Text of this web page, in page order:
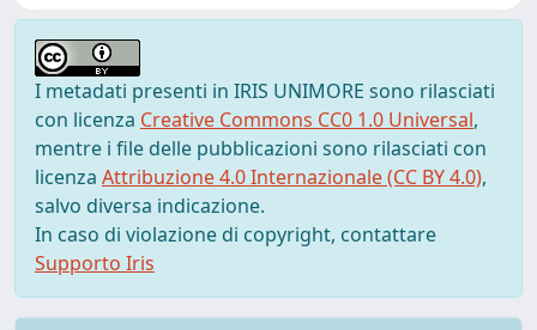
I metadati presenti in IRIS UNIMORE sono rilasciati
con licenza Creative Commons CC0 1.0 Universal,
mentre i file delle pubblicazioni sono rilasciati con
licenza Attribuzione 4.0 Internazionale (CC BY 4.0),
salvo diversa indicazione.
In caso di violazione di copyright, contattare
Supporto Iris